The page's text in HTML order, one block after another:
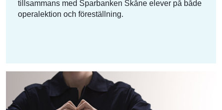
tillsammans med Sparbanken Skåne elever på både
operalektion och föreställning.